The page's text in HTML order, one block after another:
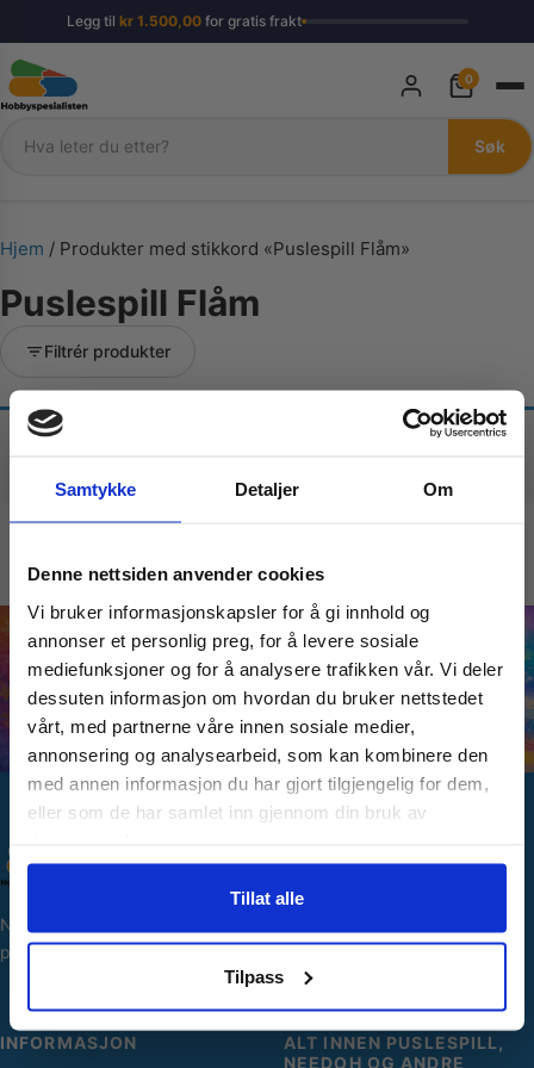
Samtykke Detaljer Om
Denne nettsiden anvender cookies
Vi bruker informasjonskapsler for å gi innhold og
annonser et personlig preg, for å levere sosiale
mediefunksjoner og for å analysere trafikken vår. Vi deler
dessuten informasjon om hvordan du bruker nettstedet
vårt, med partnerne våre innen sosiale medier,
annonsering og analysearbeid, som kan kombinere den
med annen informasjon du har gjort tilgjengelig for dem,
eller som de har samlet inn gjennom din bruk av
Tillat alle
Tilpass
Legg til kr1.500,00for gratis frakt
Søk
Søk
0
Hjem / Produkter med stikkord «Puslespill Flåm»
Puslespill Flåm
Filtrér produkter
Fant ingen produkter som passet med valgene
Norges største utvalg av
puslespill og hobbyartikler.
Min side
Ordreoversikt
Personopplysninger
INFORMASJON
ALT INNEN PUSLESPILL,
NEEDOH OG ANDRE
Vil du ha
10% Rabatt?
Meld deg på vårt nyhetsbrev og motta
gode tilbud og produktinformasjon fra
oss¢!
Ja takk, jeg er med
Nei takk! Jeg betaler fullpris